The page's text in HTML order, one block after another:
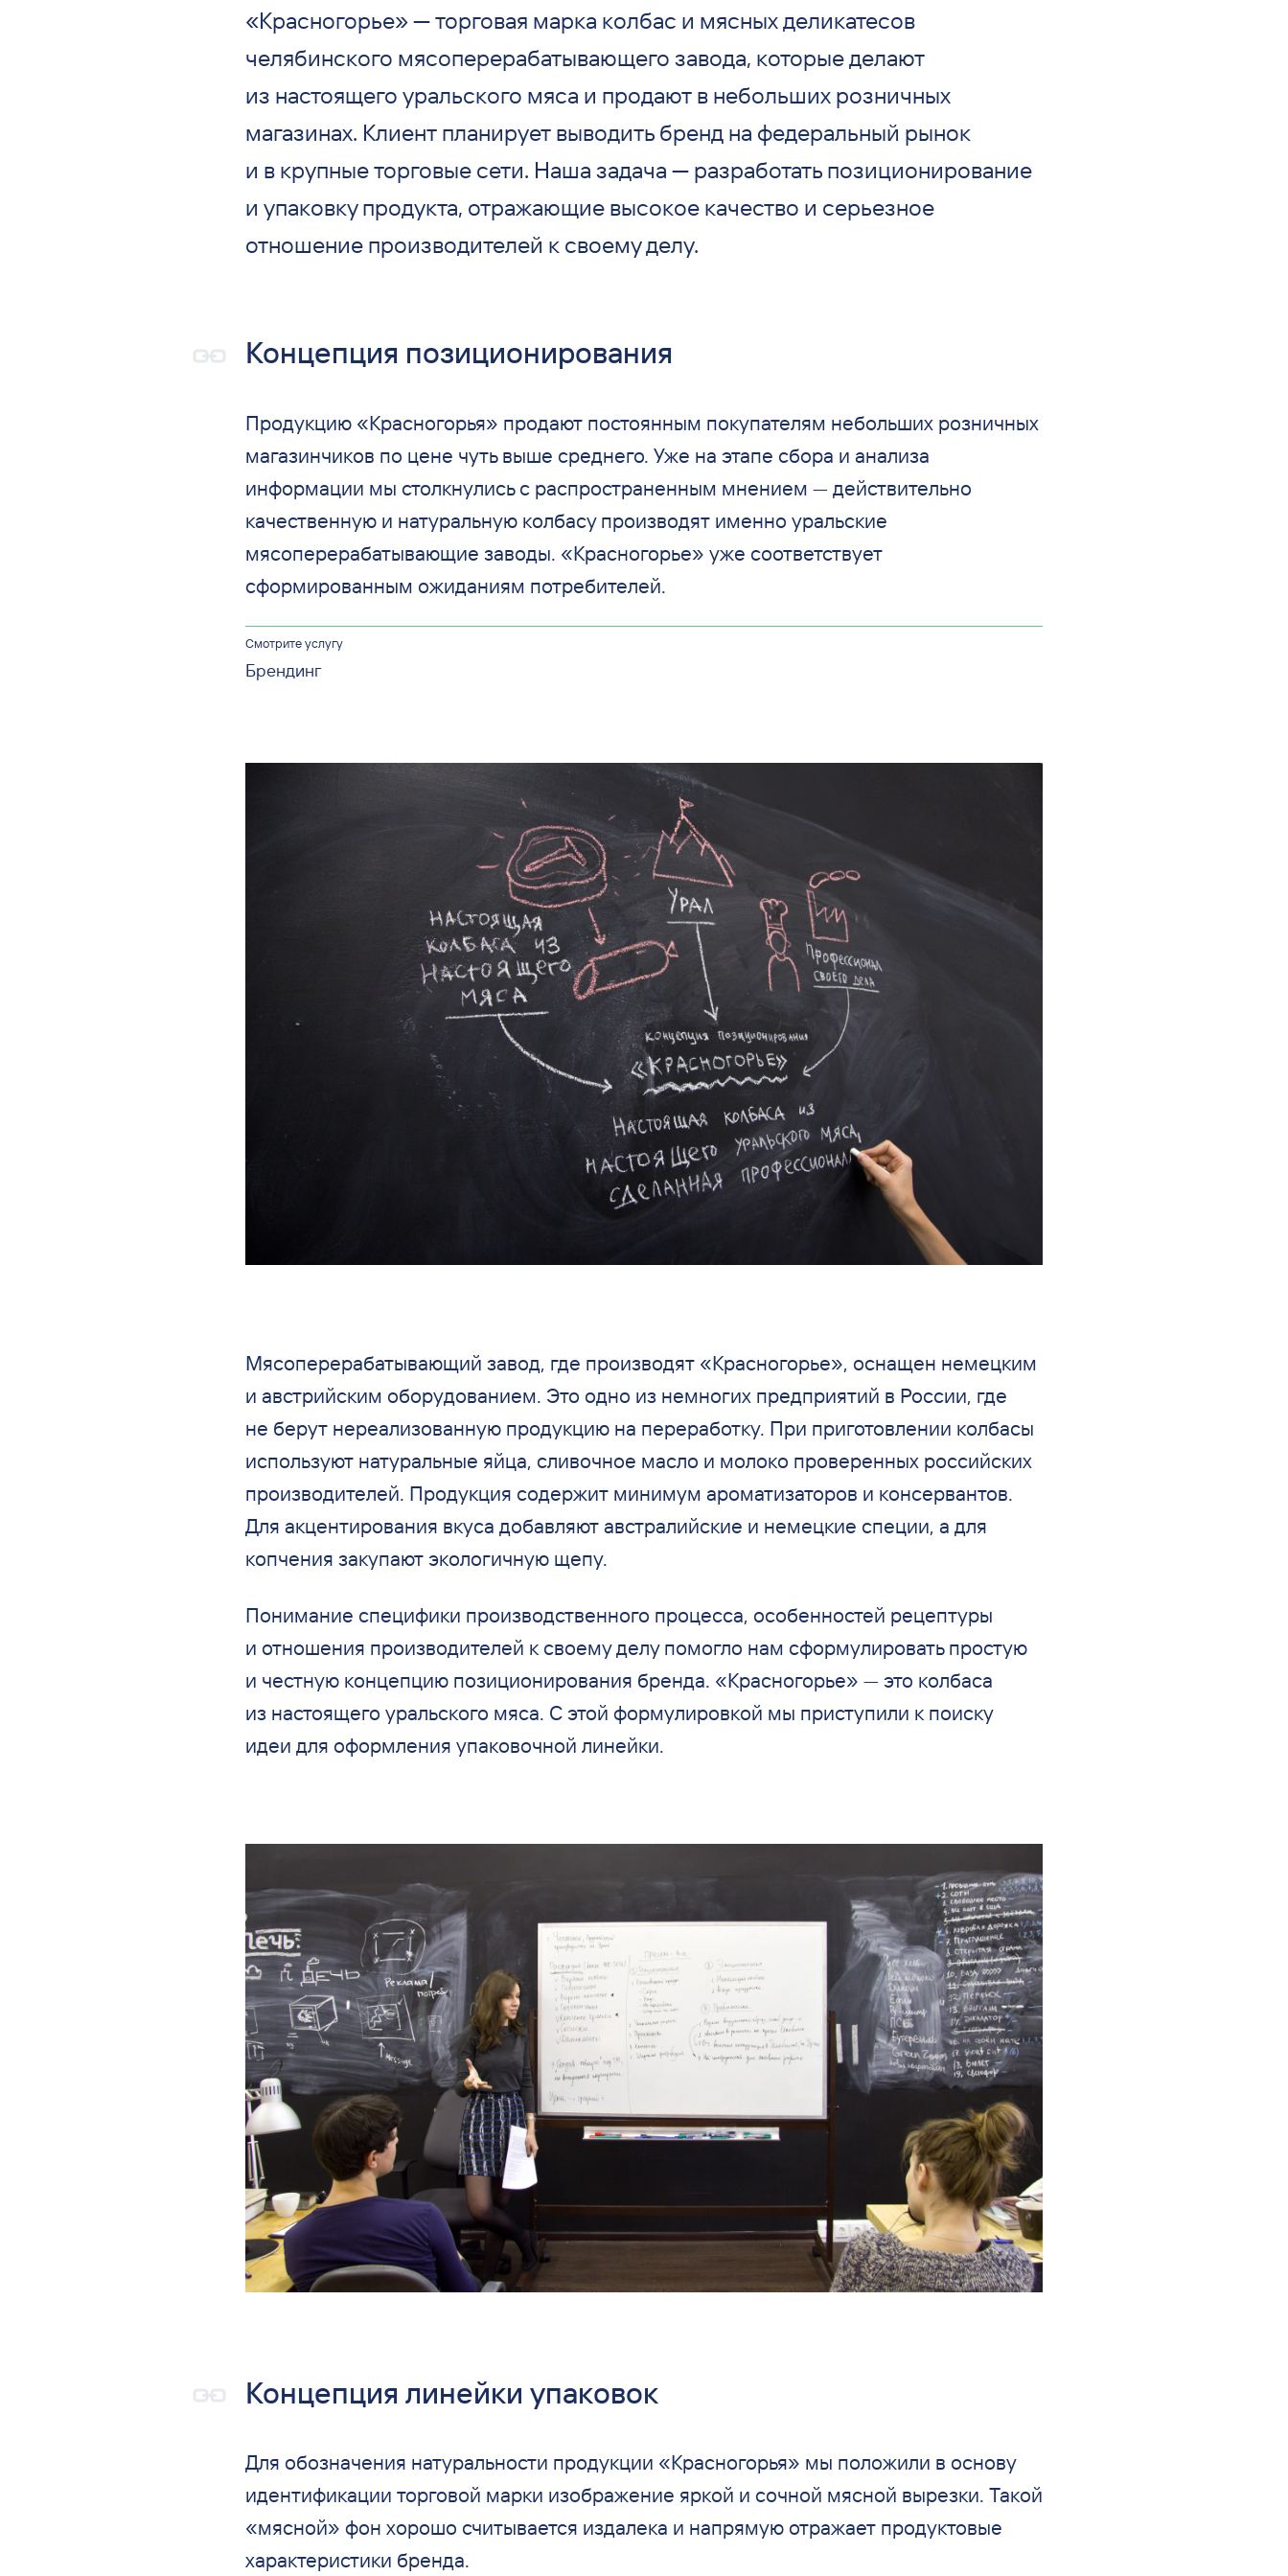
«Красногорье» — торговая марка колбас и мясных деликатесов
челябинского мясоперерабатывающего завода, которые делают
из настоящего уральского мяса и продают в небольших розничных
магазинах. Клиент планирует выводить бренд на федеральный рынок
и в крупные торговые сети. Наша задача — разработать позиционирование
и упаковку продукта, отражающие высокое качество и серьезное
отношение производителей к своему делу.
Концепция позиционирования
Продукцию «Красногорья» продают постоянным покупателям небольших розничных
магазинчиков по цене чуть выше среднего. Уже на этапе сбора и анализа
информации мы столкнулись с распространенным мнением — действительно
качественную и натуральную колбасу производят именно уральские
мясоперерабатывающие заводы. «Красногорье» уже соответствует
сформированным ожиданиям потребителей.
Смотрите услугу
Брендинг
Мясоперерабатывающий завод, где производят «Красногорье», оснащен немецким
и австрийским оборудованием. Это одно из немногих предприятий в России, где
не берут нереализованную продукцию на переработку. При приготовлении колбасы
используют натуральные яйца, сливочное масло и молоко проверенных российских
производителей. Продукция содержит минимум ароматизаторов и консервантов.
Для акцентирования вкуса добавляют австралийские и немецкие специи, а для
копчения закупают экологичную щепу.
Понимание специфики производственного процесса, особенностей рецептуры
и отношения производителей к своему делу помогло нам сформулировать простую
и честную концепцию позиционирования бренда. «Красногорье» —это колбаса
из настоящего уральского мяса. С этой формулировкой мы приступили к поиску
идеи для оформления упаковочной линейки.
Концепция линейки упаковок
Для обозначения натуральности продукции «Красногорья» мы положили в основу
идентификации торговой марки изображение яркой и сочной мясной вырезки. Такой
«мясной» фон хорошо считывается издалека и напрямую отражает продуктовые
характеристики бренда.